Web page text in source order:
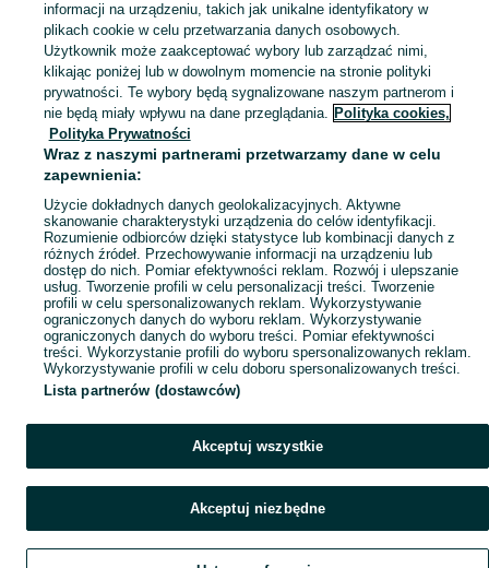
Skorzystaj z największego serwisu ogłoszeniowego - Łomża i okolice! Kupuj to, czego pragniesz i sprzedawaj to, czego już nie potrzebujesz!
Mapa kategorii
Mapa miejscowości
Mapa ministron
Popularne wyszukiwania
informacji na urządzeniu, takich jak unikalne identyfikatory w
plikach cookie w celu przetwarzania danych osobowych.
Użytkownik może zaakceptować wybory lub zarządzać nimi,
klikając poniżej lub w dowolnym momencie na stronie polityki
prywatności. Te wybory będą sygnalizowane naszym partnerom i
nie będą miały wpływu na dane przeglądania. Polityka cookies,
Polityka Prywatności
Wraz z naszymi partnerami przetwarzamy dane w celu
zapewnienia:
Użycie dokładnych danych geolokalizacyjnych. Aktywne
skanowanie charakterystyki urządzenia do celów identyfikacji.
Rozumienie odbiorców dzięki statystyce lub kombinacji danych z
różnych źródeł. Przechowywanie informacji na urządzeniu lub
dostęp do nich. Pomiar efektywności reklam. Rozwój i ulepszanie
usług. Tworzenie profili w celu personalizacji treści. Tworzenie
profili w celu spersonalizowanych reklam. Wykorzystywanie
ograniczonych danych do wyboru reklam. Wykorzystywanie
ograniczonych danych do wyboru treści. Pomiar efektywności
treści. Wykorzystanie profili do wyboru spersonalizowanych reklam.
Wykorzystywanie profili w celu doboru spersonalizowanych treści.
Lista partnerów (dostawców)
Akceptuj wszystkie
Akceptuj niezbędne